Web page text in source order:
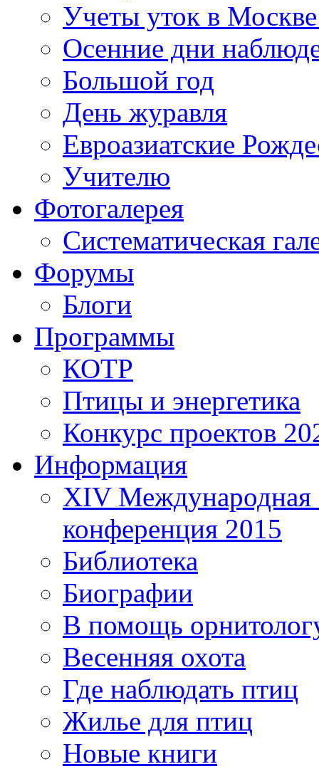
Учеты уток в
Осенние дни
Большой год
День журавля
Евроазиатские
Учителю
Фотогалерея
Систематическая
Форумы
Блоги
Программы
КОТР
Птицы и энергетика
Конкурс проектов
Информация
XIV Международная
конференция 2015
Библиотека
Биографии
В помощь
Весенняя охота
Где наблюдать птиц
Жилье для птиц
Новые книги